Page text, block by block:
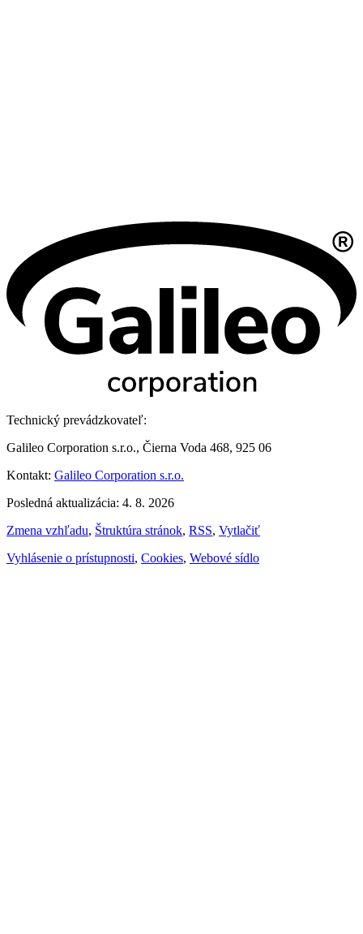
Technický prevádzkovateľ:
Galileo Corporation s.r.o., Čierna Voda 468, 925 06
Kontakt: Galileo Corporation s.r.o.
Posledná aktualizácia: 4. 8. 2026
Zmena vzhľadu, Štruktúra stránok, RSS, Vytlačiť
Vyhlásenie o prístupnosti, Cookies, Webové sídlo